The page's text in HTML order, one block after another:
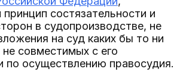
состязательности и
в судопроизводстве, не
на суд каких бы то ни
совместимых с его
по осуществлению правосудия.